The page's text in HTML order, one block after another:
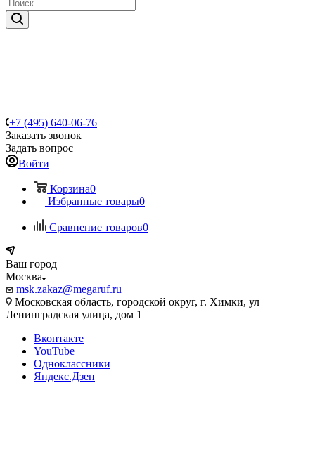
+7 (495) 640-06-76
Заказать звонок
Задать вопрос
Войти
Корзина0
Избранные товары0
Сравнение товаров0
Ваш город
Москва
msk.zakaz@megaruf.ru
Московская область, городской округ, г. Химки, ул
Ленинградская улица, дом 1
Вконтакте
YouTube
Одноклассники
Яндекс.Дзен